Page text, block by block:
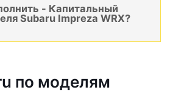
- Капитальный
Subaru Impreza WRX?
по моделям